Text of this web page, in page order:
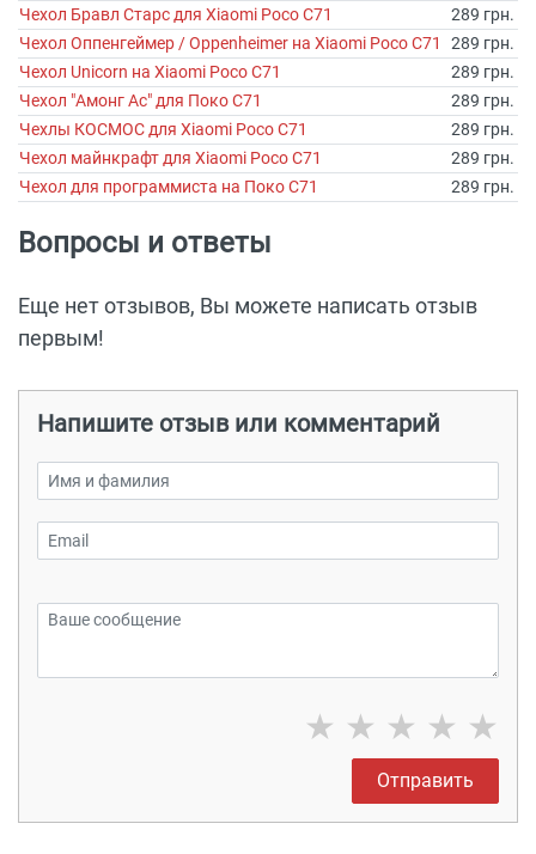
Чехол Бравл Старс для Xiaomi Poco C71
289 грн.
Чехол Оппенгеймер / Oppenheimer на Xiaomi Poco C71
289 грн.
Чехол Unicorn на Xiaomi Poco C71
289 грн.
Чехол "Амонг Ас" для Поко С71
289 грн.
Чехлы КОСМОС для Xiaomi Poco C71
289 грн.
Чехол майнкрафт для Xiaomi Poco C71
289 грн.
Чехол для программиста на Поко С71
289 грн.
Вопросы и ответы
Еще нет отзывов, Вы можете написать отзыв
первым!
Напишите отзыв или комментарий
★ ★ ★ ★ ★
Отправить